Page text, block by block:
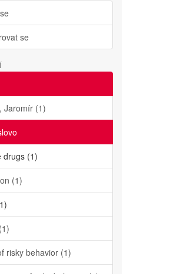
se
Jaromír (1)
drugs (1)
(1)
risky behavior (1)